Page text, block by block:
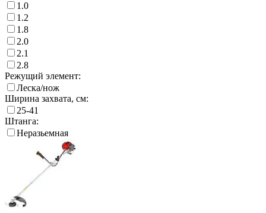
1.0
1.2
1.8
2.0
2.1
2.8
Режущий элемент:
Леска/нож
Ширина захвата, см:
25-41
Штанга:
Неразьемная